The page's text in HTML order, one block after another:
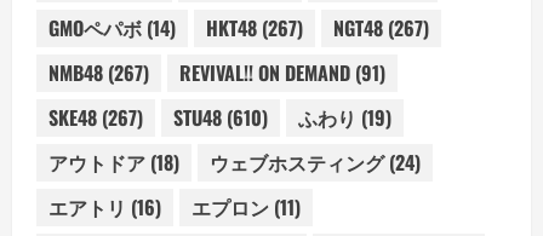
GMOペパボ (14) HKT48 (267) NGT48 (267)
NMB48 (267) REVIVAL!! ON DEMAND (91)
SKE48 (267) STU48 (610) ふわり (19)
アウトドア (18) ウェブホスティング(24)
エアトリ (16) エプロン (11)